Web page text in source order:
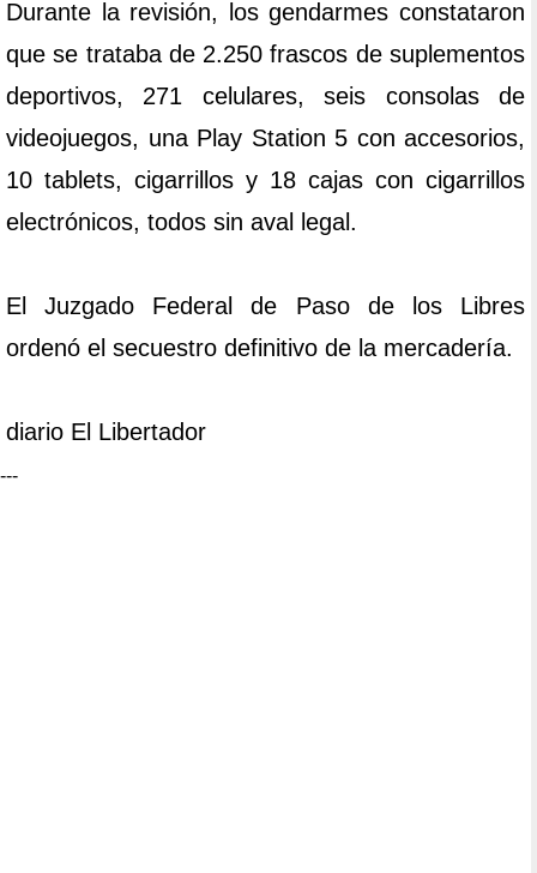
Durante la revisión, los gendarmes constataron
que se trataba de 2.250 frascos de suplementos
deportivos, 271 celulares, seis consolas de
videojuegos, una Play Station 5 con accesorios,
10 tablets, cigarrillos y 18 cajas con cigarrillos
electrónicos, todos sin aval legal.
El Juzgado Federal de Paso de los Libres
ordenó el secuestro definitivo de la mercadería.
diario El Libertador
---